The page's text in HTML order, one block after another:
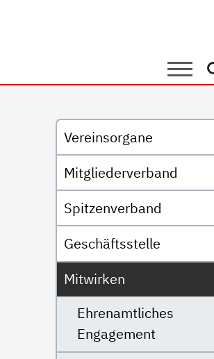
Untermenü
Vereinsorgane
Mitgliederverband
Spitzenverband
Geschäftsstelle
Mitwirken
Ehrenamtliches
Engagement